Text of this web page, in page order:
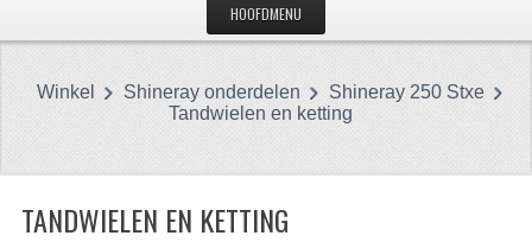
HOOFDMENU
CATEGORIEËN
CFMOTO 500-A/2A / GOES 520
Winkel Shineray onderdelen
Shineray 250 Stxe
Tandwielen en ketting
TANDWIELEN EN KETTING